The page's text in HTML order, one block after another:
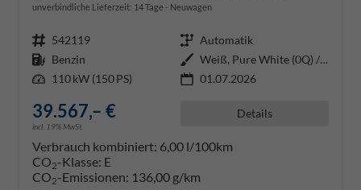
unverbindliche Lieferzeit: 14 Tage Neuwagen
Fahrzeugnr. 542119 Getriebe Automatik
Kraftstoff Benzin Außenfarbe
Weiß, Pure White (0Q) / Dach Sc
Leistung 110 kW (150 PS) 01.07.2026
39.567,– €
incl. 19% MwSt.
Details
Verbrauch kombiniert: 6,00 l/100km
CO2-Klasse: E
CO2-Emissionen: 136,00 g/km